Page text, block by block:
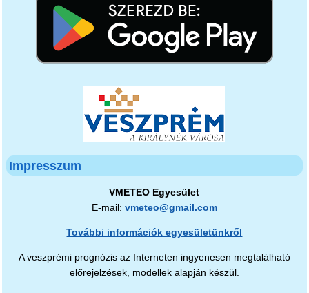
Impresszum
VMETEO Egyesület
E-mail: vmeteo@gmail.com
További információk egyesületünkről
A veszprémi prognózis az Interneten ingyenesen megtalálható
előrejelzések, modellek alapján készül.